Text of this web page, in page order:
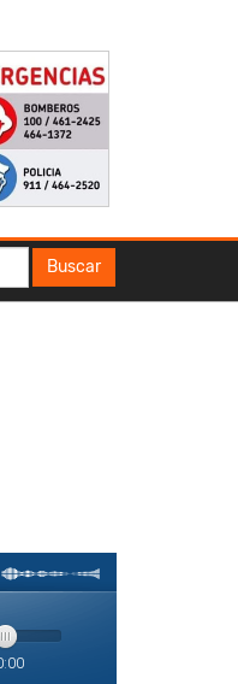
Buscar